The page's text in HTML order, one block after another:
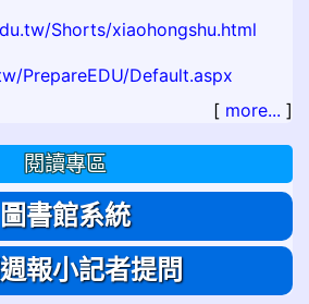
[ more... ]
閱讀專區
圖書館系統
報小記者提問